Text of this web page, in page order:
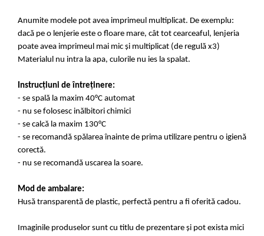
Anumite modele pot avea imprimeul multiplicat. De exemplu:
dacă pe o lenjerie este o floare mare, cât tot cearceaful, lenjeria
poate avea imprimeul mai mic și multiplicat (de regulă x3)
Materialul nu intra la apa, culorile nu ies la spalat.
Instrucțiuni de întreținere:
- se spală la maxim 40°C automat
- nu se folosesc inălbitori chimici
- se calcă la maxim 130°C
- se recomandă spălarea înainte de prima utilizare pentru o igienă
corectă.
- nu se recomandă uscarea la soare.
Mod de ambalare:
Husă transparentă de plastic, perfectă pentru a fi oferită cadou.
Imaginile produselor sunt cu titlu de prezentare și pot exista mici